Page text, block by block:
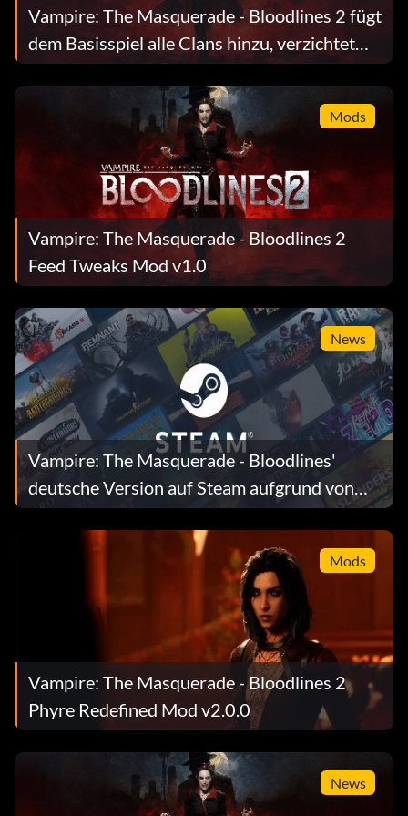
Vampire: The Masquerade - Bloodlines 2 fügt
dem Basisspiel alle Clans hinzu, verzichtet
auf kostenpflichtigen DLC und stellt neue
Story-Erweiterungen vor
Mods
Vampire: The Masquerade - Bloodlines 2
Feed Tweaks Mod v1.0
News
Vampire: The Masquerade - Bloodlines'
deutsche Version auf Steam aufgrund von
Altersfreigabevorschriften gesperrt
Mods
Vampire: The Masquerade - Bloodlines 2
Phyre Redefined Mod v2.0.0
News